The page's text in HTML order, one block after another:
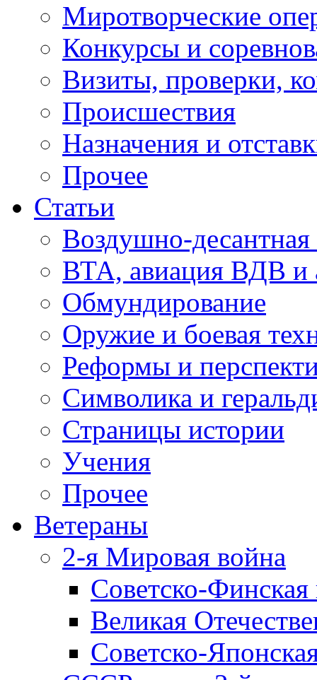
Миротворческие
Конкурсы и
Визиты, проверки,
Происшествия
Назначения и
Прочее
Статьи
Воздушно-десантная
ВТА, авиация ВДВ и
Обмундирование
Оружие и боевая
Реформы и
Символика и
Страницы истории
Учения
Прочее
Ветераны
2-я Мировая война
Советско-
Великая
Советско-